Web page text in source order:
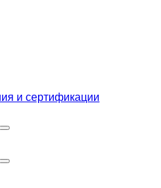
и сертификации